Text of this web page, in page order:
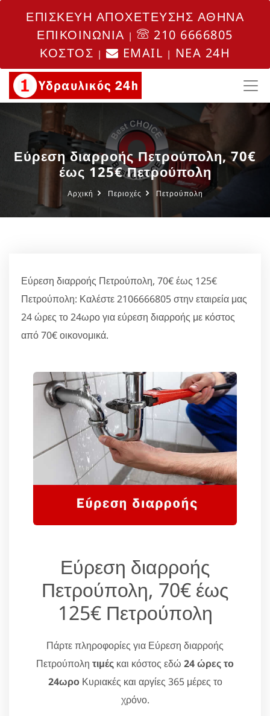
ΕΠΙΣΚΕΥΗ ΑΠΟΧΕΤΕΥΣΗΣ ΑΘΗΝΑ
ΕΠΙΚΟΙΝΩΝΙΑ |
210 6666805
ΚΟΣΤΟΣ | EMAIL | NEA 24H
Εύρεση διαρροής Πετρούπολη, 70€
έως 125€ Πετρούπολη
Αρχική Περιοχές Πετρούπολη
Εύρεση διαρροής Πετρούπολη, 70€ έως 125€
Πετρούπολη: Καλέστε 2106666805 στην εταιρεία μας
24 ώρες το 24ωρο για εύρεση διαρροής με κόστος
από 70€ οικονομικά.
Εύρεση διαρροής
Πετρούπολη, 70€ έως
125€ Πετρούπολη
Πάρτε πληροφορίες για Εύρεση διαρροής
Πετρούπολη τιμές και κόστος εδώ 24 ώρες το
24ωροΚυριακές και αργίες 365 μέρες το
χρόνο.